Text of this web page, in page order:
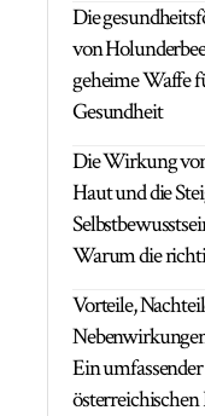
Die
von
geheime Waffe
Gesundheit
Die Wirkung
Haut und die
Warum die
Vorteile,
Ein